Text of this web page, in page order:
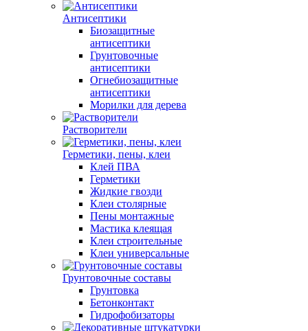
Антисептики
Биозащитные
антисептики
Грунтовочные
антисептики
Огнебиозащитные
антисептики
Морилки для дерева
Растворители
Герметики, пены, клеи
Клей ПВА
Герметики
Жидкие гвозди
Клеи столярные
Пены монтажные
Мастика клеящая
Клеи строительные
Клеи универсальные
Грунтовочные составы
Грунтовка
Бетонконтакт
Гидрофобизаторы